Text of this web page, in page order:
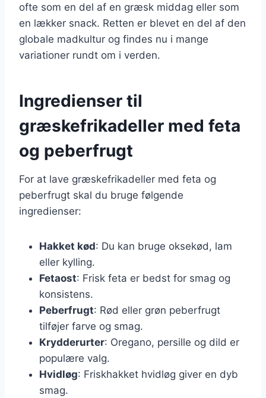
ofte som en del af en græsk middag eller som
en lækker snack. Retten er blevet en del af den
globale madkultur og findes nu i mange
variationer rundt om i verden.
Ingredienser til
græskefrikadeller med feta
og peberfrugt
For at lave græskefrikadeller med feta og
peberfrugt skal du bruge følgende
ingredienser:
Hakket kød: Du kan bruge oksekød, lam
eller kylling.
Fetaost: Frisk feta er bedst for smag og
konsistens.
Peberfrugt: Rød eller grøn peberfrugt
tilføjer farve og smag.
Krydderurter: Oregano, persille og dild er
populære valg.
Hvidløg: Friskhakket hvidløg giver en dyb
smag.